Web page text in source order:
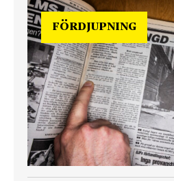
FÖRDJUPNING